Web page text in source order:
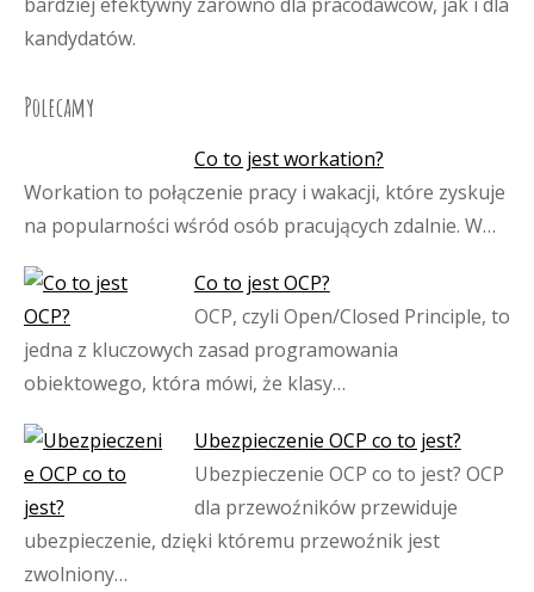
kandydatów.
Polecamy
Co to jest workation?
Workation to połączenie pracy i wakacji, które zyskuje
na popularności wśród osób pracujących zdalnie. W…
Co to jest OCP?
OCP, czyli Open/Closed Principle, to
jedna z kluczowych zasad programowania
obiektowego, która mówi, że klasy…
Ubezpieczenie OCP co to jest?
Ubezpieczenie OCP co to jest? OCP
dla przewoźników przewiduje
ubezpieczenie, dzięki któremu przewoźnik jest
zwolniony…